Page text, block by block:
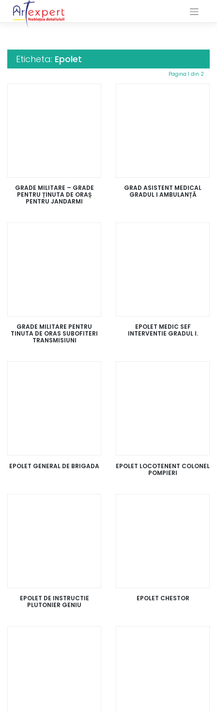
Eticheta: Epolet
Pagina 1 din 2
GRADE MILITARE – GRADE
PENTRU ȚINUTA DE ORAȘ
PENTRU JANDARMI
GRAD ASISTENT MEDICAL
GRADUL I AMBULANȚĂ
GRADE MILITARE PENTRU
TINUTA DE ORAS SUBOFITERI
TRANSMISIUNI
EPOLET MEDIC SEF
INTERVENTIE GRADUL I.
EPOLET GENERAL DE BRIGADA
EPOLET LOCOTENENT COLONEL
POMPIERI
EPOLET DE INSTRUCTIE
PLUTONIER GENIU
EPOLET CHESTOR